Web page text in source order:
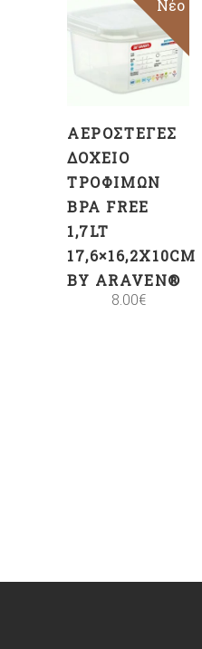
Νέο
ΠΡΟΣΘΉΚΗ
ΣΤΟ
ΚΑΛΆΘΙ
ΑΕΡΟΣΤΕΓΈΣ
ΔΟΧΕΊΟ
ΤΡΟΦΊΜΩΝ
BPA FREE
1,7LT
17,6×16,2X10CM
BY ARAVEN®
8.00€